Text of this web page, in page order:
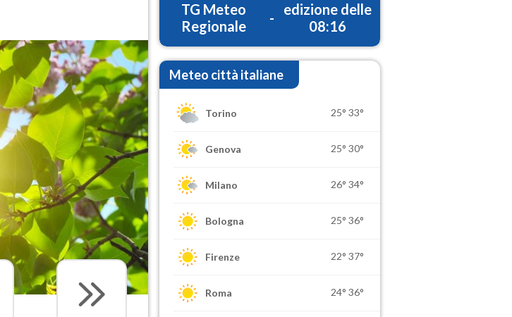
TG Meteo
Regionale
-
edizione delle
08:16
Meteo città italiane
Torino 25° 33°
Genova 25° 30°
Milano 26° 34°
Bologna 25° 36°
Firenze 22° 37°
Roma 24° 36°